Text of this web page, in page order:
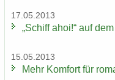
17.05.2013
„Schiff ahoi!“ auf
15.05.2013
Mehr Kom­fort für